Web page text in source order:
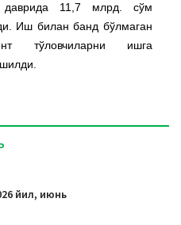
даврида 11,7 млрд. сўм
Иш билан банд бўлмаган
тўловчиларни ишга
йил, июнь